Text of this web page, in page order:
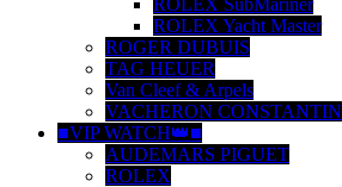
ROLEX Yacht Master
ROGER DUBUIS
TAG HEUER
Van Cleef & Arpels
VACHERON CONSTANTIN
■VIP WATCH👑■
AUDEMARS PIGUET
ROLEX